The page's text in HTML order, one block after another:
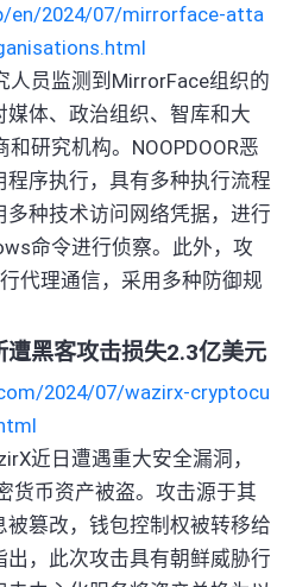
en/2024/07/mirrorface-atta
人员监测到MirrorFace组织的
体、政治组织、智库和大
研究机构。NOOPDOOR恶
序执行，具有多种执行流程
种技术访问网络凭据，进行
命令进行侦察。此外，攻
代理通信，采用多种防御规
黑客攻击损失2.3亿美元
2024/07/wazirx-cryptocu
近日遭遇重大安全漏洞，
货币资产被盗。攻击源于其
篡改，钱包控制权被转移给
，此次攻击具有朝鲜威胁行